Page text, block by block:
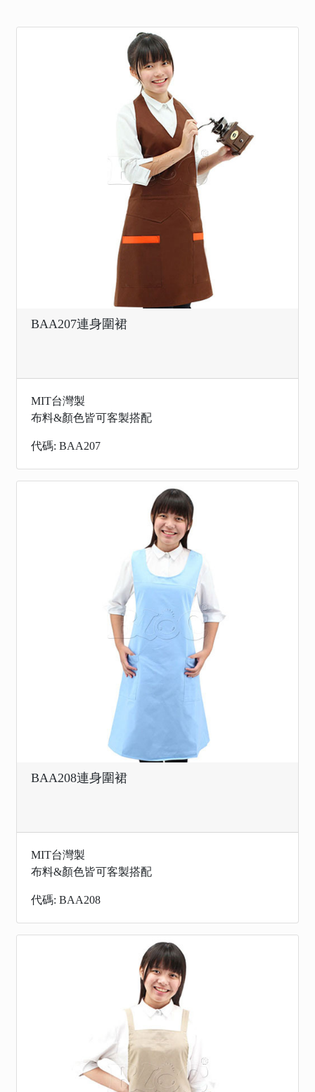
BAA207連身圍裙
MIT台灣製
布料&顏色皆可客製搭配
代碼: BAA207
BAA208連身圍裙
MIT台灣製
布料&顏色皆可客製搭配
代碼: BAA208